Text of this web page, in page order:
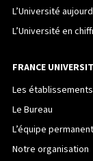
L’Université
L’Université en
FRANCE
Les
Le Bureau
L’équipe
Notre organisation